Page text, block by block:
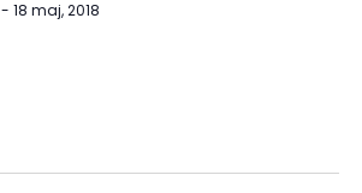
- 18 maj, 2018